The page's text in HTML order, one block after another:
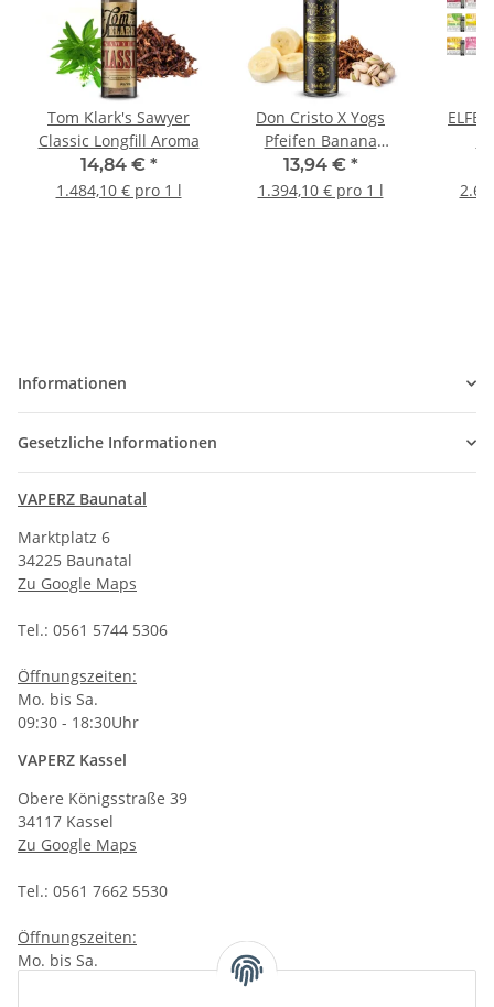
Tom Klark's Sawyer
Classic Longfill Aroma
14,84 € *
1.484,10 € pro 1 l
Don Cristo X Yogs
Pfeifen Banana
Tobacco Longfill
Aroma
13,94 € *
1.394,10 € pro 1 l
Informationen
Gesetzliche Informationen
VAPERZ Baunatal
Marktplatz 6
34225 Baunatal
Zu Google Maps
Tel.: 0561 5744 5306
Öffnungszeiten:
Mo. bis Sa.
09:30 - 18:30Uhr
VAPERZ Kassel
Obere Königsstraße 39
34117 Kassel
Zu Google Maps
Tel.: 0561 7662 5530
Öffnungszeiten:
Mo. bis Sa.